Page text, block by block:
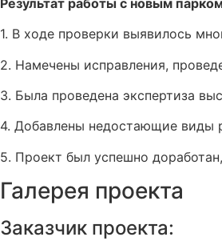
1. В ходе проверки выявилось
2. Намечены исправления,
3. Была проведена экспертиза
4. Добавлены недостающие виды
5. Проект был успешно
Галерея проекта
Заказчик проекта: